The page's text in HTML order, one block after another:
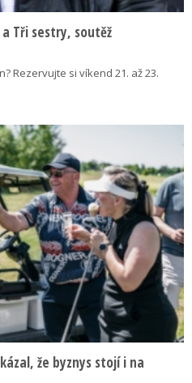
Tři sestry, soutěž
Rezervujte si víkend 21. až 23.
že byznys stojí i na